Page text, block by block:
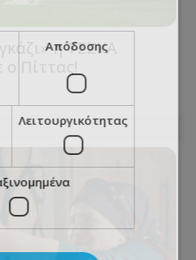
η ΤΣΣΚΑ
Πίττας!
Απόδοσης
Λειτουργικότητας